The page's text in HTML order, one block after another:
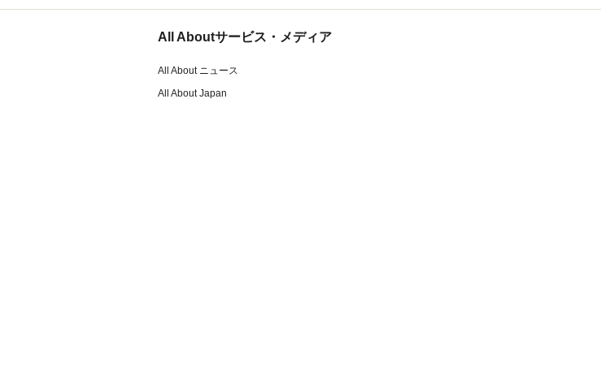
All Aboutサービス・メディア
All About ニュース
All About Japan